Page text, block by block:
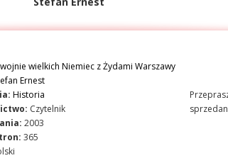
wielkich Niemiec z Żydami Warszawy
Ernest
Historia
Czytelnik
2003
365